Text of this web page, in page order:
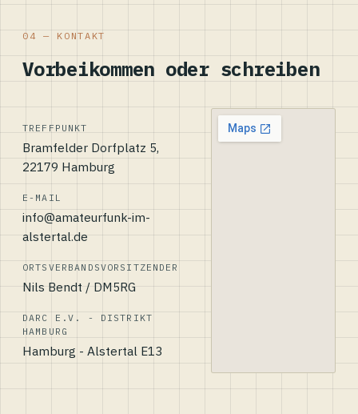
04 — KONTAKT
Vorbeikommen oder schreiben
TREFFPUNKT
Bramfelder Dorfplatz 5,
22179 Hamburg
E-MAIL
info@amateurfunk-im-
alstertal.de
ORTSVERBANDSVORSITZENDER
Nils Bendt / DM5RG
DARC E.V. - DISTRIKT
HAMBURG
Hamburg - Alstertal E13